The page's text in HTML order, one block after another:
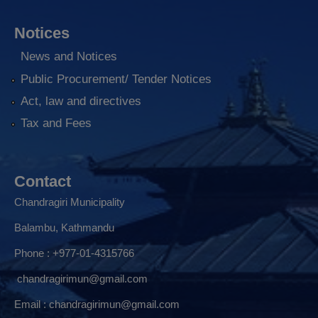
Notices
News and Notices
Public Procurement/ Tender Notices
Act, law and directives
Tax and Fees
Contact
Chandragiri Municipality
Balambu, Kathmandu
Phone : +977-01-4315766
chandragirimun@gmail.com
Email :chandragirimun@gmail.com